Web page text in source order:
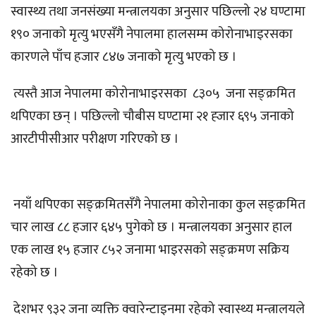
स्वास्थ्य तथा जनसंख्या मन्त्रालयका अनुसार पछिल्लो २४ घण्टामा
१९० जनाको मृत्यु भएसँगै नेपालमा हालसम्म कोरोनाभाइरसका
कारणले पाँच हजार ८४७ जनाको मृत्यु भएको छ ।
त्यस्तै आज नेपालमा कोरोनाभाइरसका ८३०५ जना सङ्क्रमित
थपिएका छन् । पछिल्लो चौबीस घण्टामा २१ ह्जार ६९५ जनाको
आरटीपीसीआर परीक्षण गरिएको छ ।
नयाँ थपिएका सङ्क्रमितसँगै नेपालमा कोरोनाका कुल सङ्क्रमित
चार लाख ८८ हजार ६४५ पुगेको छ । मन्त्रालयका अनुसार हाल
एक लाख १५ हजार ८५२ जनामा भाइरसको सङ्क्रमण सक्रिय
रहेको छ ।
देशभर ९३२ जना व्यक्ति क्वारेन्टाइनमा रहेको स्वास्थ्य मन्त्रालयले